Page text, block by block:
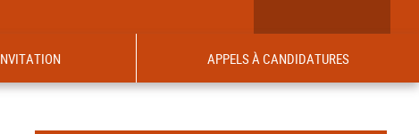
APPELS À CANDIDATURES